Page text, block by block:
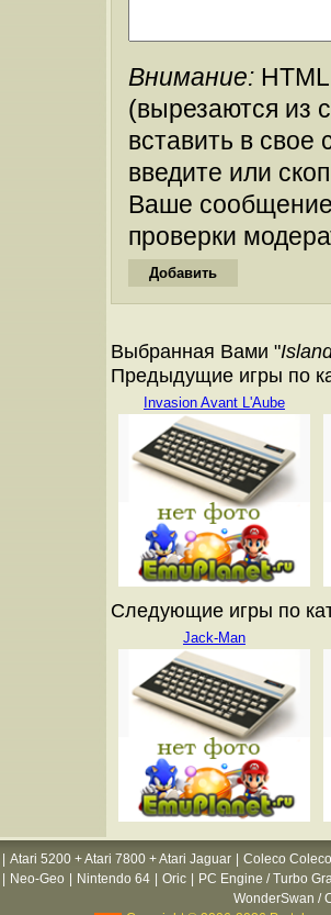
Внимание:
(вырезаются из
вставить в
введите или
Ваше
проверки
Выбранная Вами "
Предыдущие игры по
Invasion Avant L'Aube
Следующие игры по
Jack-Man
Atari 5200 + Atari 7800 + Atari Jaguar
Coleco
Neo-Geo Nintendo 64 Oric
PC Engine / Turbo
WonderSwan /